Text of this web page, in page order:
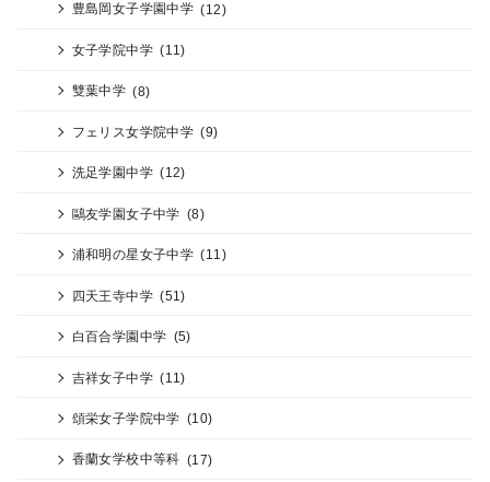
豊島岡女子学園中学 (12)
女子学院中学 (11)
雙葉中学 (8)
フェリス女学院中学 (9)
洗足学園中学 (12)
鷗友学園女子中学 (8)
浦和明の星女子中学 (11)
四天王寺中学 (51)
白百合学園中学 (5)
吉祥女子中学 (11)
頌栄女子学院中学 (10)
香蘭女学校中等科 (17)